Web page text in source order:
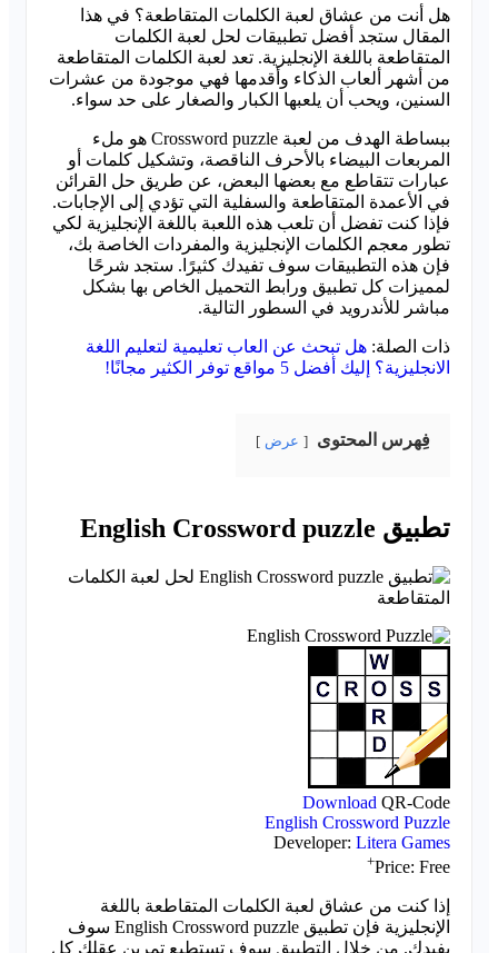
هل أنت من عشاق لعبة الكلمات المتقاطعة؟ في هذا
المقال ستجد أفضل تطبيقات لحل لعبة الكلمات
المتقاطعة باللغة الإنجليزية. تعد لعبة الكلمات المتقاطعة
من أشهر ألعاب الذكاء وأقدمها فهي موجودة من عشرات
السنين، ويحب أن يلعبها الكبار والصغار على حد سواء.
ببساطة الهدف من لعبة Crossword puzzle هو ملء
المربعات البيضاء بالأحرف الناقصة، وتشكيل كلمات أو
عبارات تتقاطع مع بعضها البعض، عن طريق حل القرائن
في الأعمدة المتقاطعة والسفلية التي تؤدي إلى الإجابات.
فإذا كنت تفضل أن تلعب هذه اللعبة باللغة الإنجليزية لكي
تطور معجم الكلمات الإنجليزية والمفردات الخاصة بك،
فإن هذه التطبيقات سوف تفيدك كثيرًا. ستجد شرحًا
لمميزات كل تطبيق ورابط التحميل الخاص بها بشكل
مباشر للأندرويد في السطور التالية.
ذات الصلة: هل تبحث عن العاب تعليمية لتعليم اللغة
الانجليزية؟ إليك أفضل 5 مواقع توفر الكثير مجانًا!
فِهرس المحتوى عرض
تطبيق English Crossword puzzle
Download QR-Code
English Crossword Puzzle
Developer:Litera Games
Price:Free
+
إذا كنت من عشاق لعبة الكلمات المتقاطعة باللغة
الإنجليزية فإن تطبيق English Crossword puzzle سوف
يفيدك. من خلال التطبيق سوف تستطيع تمرين عقلك كل